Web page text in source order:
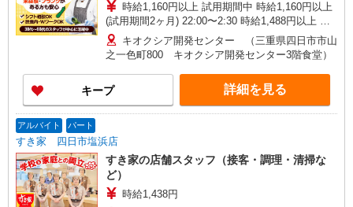
時給1,160円以上 試用期間中 時給1,160円以上
(試用期間2ヶ月) 22:00〜2:30 時給1,488円以上 残
業が発生した場合、残業代を1分単位で別途支給し
ます。
キオクシア開発センター （三重県四日市市山
之一色町800 キオクシア開発センター3階食堂）
キープ 詳細を見る
アルバイト パート
すき家 四日市塩浜店
すき家の店舗スタッフ（接客・調理・清掃な
ど）
時給1,438円